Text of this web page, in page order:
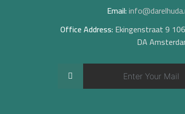
Email:
Office Address: Ekingenstraat 9
DA
>